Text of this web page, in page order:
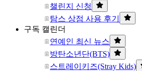
챌린지 신청
탐스 상점 사용 후기
구독 캘린더
연예인 최신 뉴스
방탄소년단(BTS)
스트레이키즈(Stray Kids)